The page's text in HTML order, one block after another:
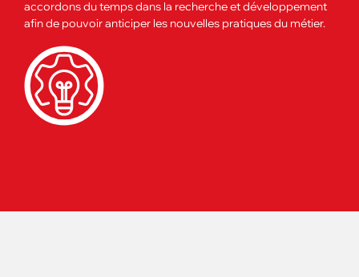
accordons du temps dans la recherche et développement
afin de pouvoir anticiper les nouvelles pratiques du métier.